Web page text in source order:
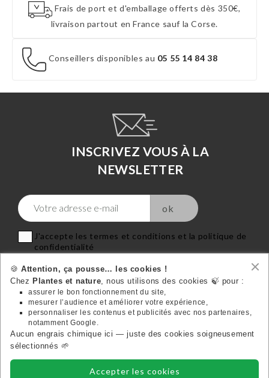
Frais de port et d'emballage offerts dès 350€,
livraison partout en France sauf la Corse.
Conseillers disponibles au 05 55 14 84 38
INSCRIVEZ VOUS À LA
NEWSLETTER
J'accepte les termes et conditions et la politique de
confidentialité
VOTRE COMPTE 
🍪Attention, ça pousse… les cookies !
Chez Plantes et nature, nous utilisons des cookies 🍃 pour :
assurer le bon fonctionnement du site,
mesurer l’audience et améliorer votre expérience,
personnaliser les contenus et publicités avec nos partenaires,
notamment Google.
Aucun engrais chimique ici — juste des cookies soigneusement
sélectionnés 🌱
Accepter les cookies